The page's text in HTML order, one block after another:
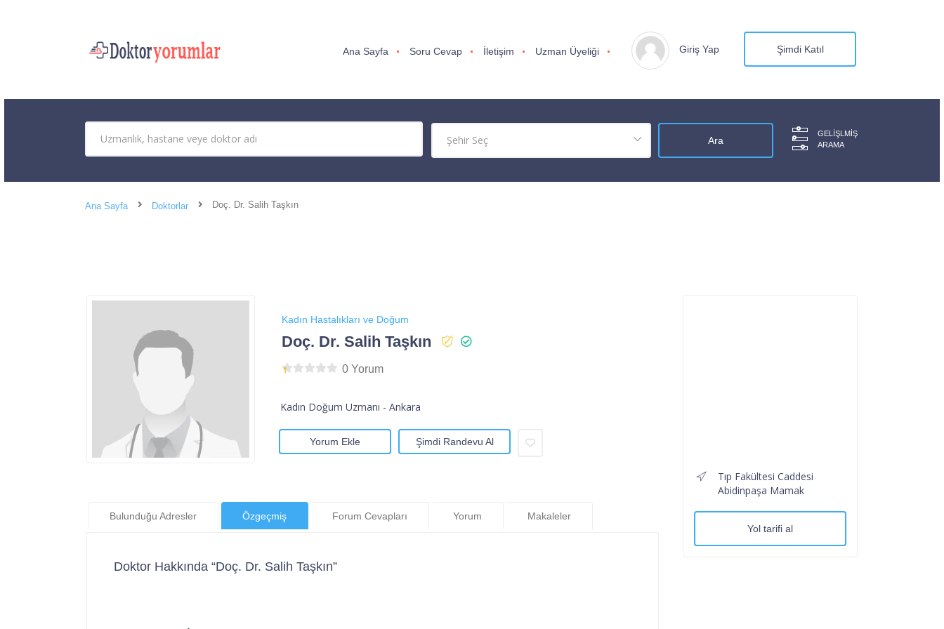
Ana Sayfa Soru Cevap İletişim Uzman Üyeliği Giriş Yap Şimdi Katıl
GELIŞLMIŞ
ARAMA
Ana Sayfa Doktorlar Doç. Dr. Salih Taşkın
Kadın Hastalıkları ve Doğum
Doç. Dr. Salih Taşkın
0 Yorum
Kadın Doğum Uzmanı - Ankara
Yorum Ekle Şimdi Randevu Al
Bulunduğu Adresler Özgeçmiş Forum Cevapları Yorum Makaleler
Doktor Hakkında “Doç. Dr. Salih Taşkın”
Tıp Fakültesi Caddesi
Abidinpaşa Mamak
Yol tarifi al